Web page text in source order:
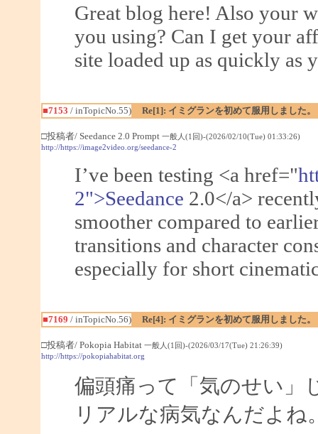
Great blog here! Also your
you using? Can I get your
site loaded up as quickly as
■7153 / inTopicNo.55) Re[1]: イミグランを初めて服用しました。
□投稿者/ Seedance 2.0 Prompt 一般人(1回)-(2026/02/10(Tue) 01:33:26)
http://https://image2video.org/seedance-2
I’ve been testing <a href="
2">Seedance 2.0</a>
smoother compared to
transitions and character
especially for short
■7169 / inTopicNo.56) Re[4]: イミグランを初めて服用しました。
□投稿者/ Pokopia Habitat 一般人(1回)-(2026/03/17(Tue) 21:26:39)
http://https://pokopiahabitat.org
偏頭痛って「気のせい」
リアルな病気なんだよね